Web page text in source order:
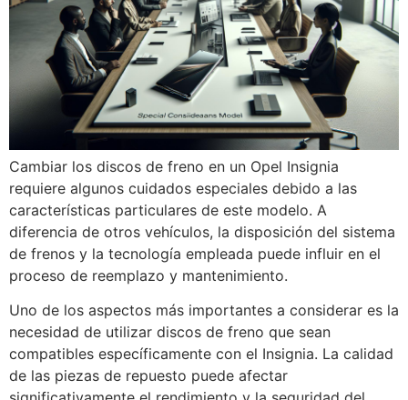
Cambiar los discos de freno en un Opel Insignia
requiere algunos cuidados especiales debido a las
características particulares de este modelo. A
diferencia de otros vehículos, la disposición del sistema
de frenos y la tecnología empleada puede influir en el
proceso de reemplazo y mantenimiento.
Uno de los aspectos más importantes a considerar es la
necesidad de utilizar discos de freno que sean
compatibles específicamente con el Insignia. La calidad
de las piezas de repuesto puede afectar